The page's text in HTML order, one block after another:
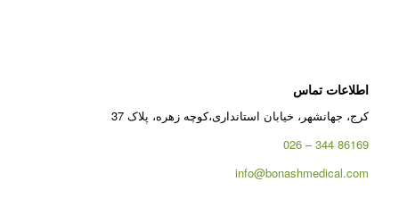
اطلاعات تماس
کرج، جهانشهر، خیابان استانداری،کوچه زهره، پلاک 37
86169 344 – 026
info@bonashmedical.com